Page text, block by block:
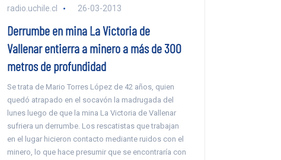
radio.uchile.cl 26-03-2013
Derrumbe en mina La Victoria de
Vallenar entierra a minero a más de 300
metros de profundidad
Se trata de Mario Torres López de 42 años, quien
quedó atrapado en el socavón la madrugada del
lunes luego de que la mina La Victoria de Vallenar
sufriera un derrumbe. Los rescatistas que trabajan
en el lugar hicieron contacto mediante ruidos con el
minero, lo que hace presumir que se encontraría con